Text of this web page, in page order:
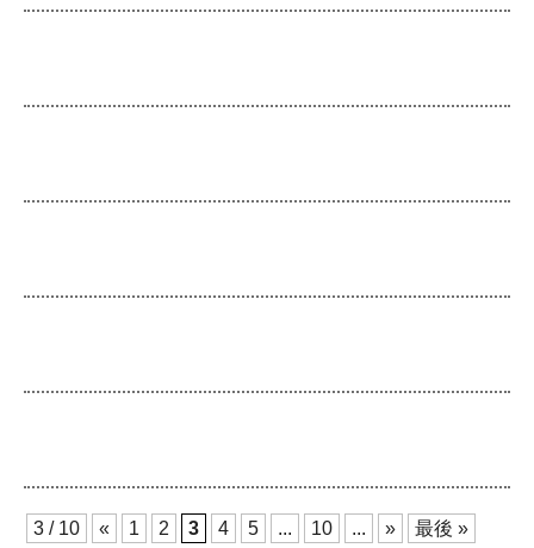
3 / 10 « 1 2 3 4 5 ... 10 ... » 最後 »